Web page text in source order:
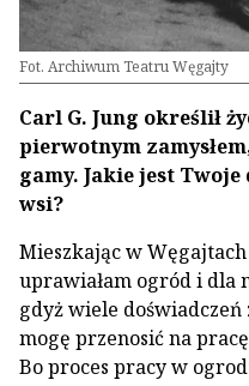
Fot. Archiwum Teatru Węgajty
Carl G. Jung określił
pierwotnym
gamy. Jakie jest
wsi?
Mieszkając w
uprawiałam ogród i dla
gdyż wiele
mogę przenosić na
Bo proces pracy w